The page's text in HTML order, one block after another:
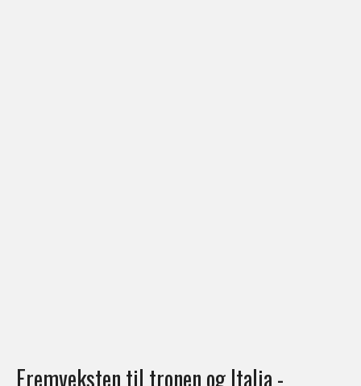
Fremveksten til tronen og Italia -